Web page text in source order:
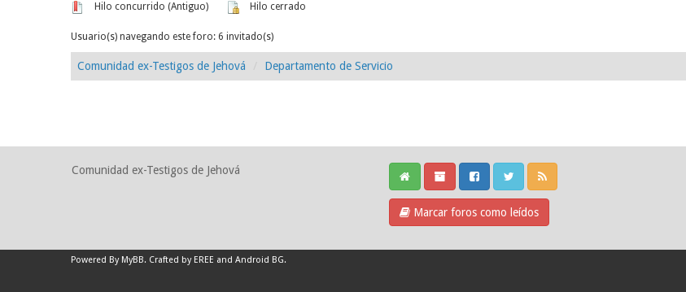
Hilo concurrido (Antiguo)
Hilo cerrado
Usuario(s) navegando este foro: 6 invitado(s)
Comunidad ex-Testigos de Jehová Departamento de Servicio
Comunidad ex-Testigos de Jehová
Marcar foros como leídos
Powered By MyBB. Crafted by EREE and Android BG.